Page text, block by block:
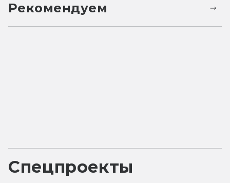
Рекомендуем
Спецпроекты